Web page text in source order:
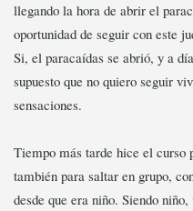
llegando la hora de abrir el
oportunidad de seguir con este
Si, el paracaídas se abrió, y a
supuesto que no quiero seguir
sensaciones.
Tiempo más tarde hice el curso
también para saltar en grupo,
desde que era niño. Siendo